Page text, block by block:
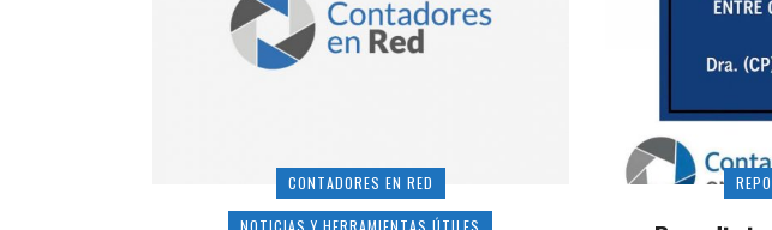
CONTADORES EN RED